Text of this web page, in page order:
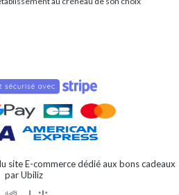
site E-commerce dédié aux bons cadeaux
par Ubiliz